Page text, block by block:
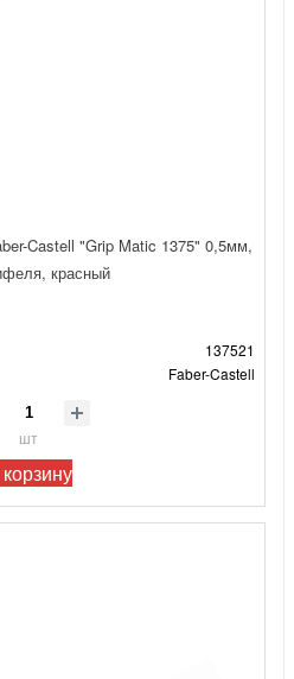
Castell "Grip Matic 1375" 0,5мм,
красный
137521
Faber-Castell
шт